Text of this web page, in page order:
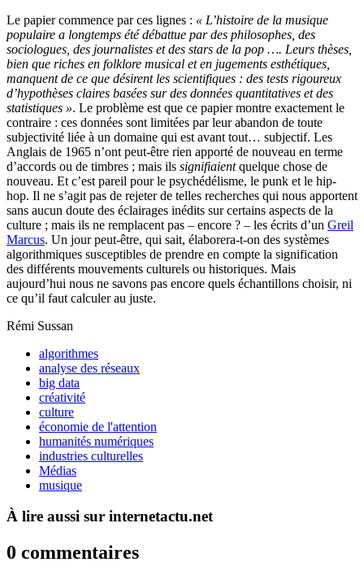
Le papier commence par ces lignes : « L’histoire de la musique
populaire a longtemps été débattue par des philosophes, des
sociologues, des journalistes et des stars de la pop …. Leurs thèses,
bien que riches en folklore musical et en jugements esthétiques,
manquent de ce que désirent les scientifiques : des tests rigoureux
d’hypothèses claires basées sur des données quantitatives et des
statistiques ». Le problème est que ce papier montre exactement le
contraire : ces données sont limitées par leur abandon de toute
subjectivité liée à un domaine qui est avant tout… subjectif. Les
Anglais de 1965 n’ont peut-être rien apporté de nouveau en terme
d’accords ou de timbres ; mais ils signifiaientquelque chose de
nouveau. Et c’est pareil pour le psychédélisme, le punk et le hip-
hop. Il ne s’agit pas de rejeter de telles recherches qui nous apportent
sans aucun doute des éclairages inédits sur certains aspects de la
culture ; mais ils ne remplacent pas – encore ? – les écrits d’un Greil
Marcus. Un jour peut-être, qui sait, élaborera-t-on des systèmes
algorithmiques susceptibles de prendre en compte la signification
des différents mouvements culturels ou historiques. Mais
aujourd’hui nous ne savons pas encore quels échantillons choisir, ni
ce qu’il faut calculer au juste.
Rémi Sussan
algorithmes
analyse des réseaux
big data
créativité
culture
économie de l'attention
humanités numériques
industries culturelles
Médias
musique
À lire aussi sur internetactu.net
0 commentaires